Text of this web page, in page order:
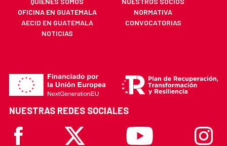
OFICINA EN GUATEMALA
NORMATIVA
AECID EN GUATEMALA
CONVOCATORIAS
NOTICIAS
NUESTRAS REDES SOCIALES
Facebook
X Youtube